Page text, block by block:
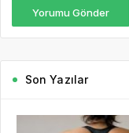
Yorumu Gönder
Son Yazılar